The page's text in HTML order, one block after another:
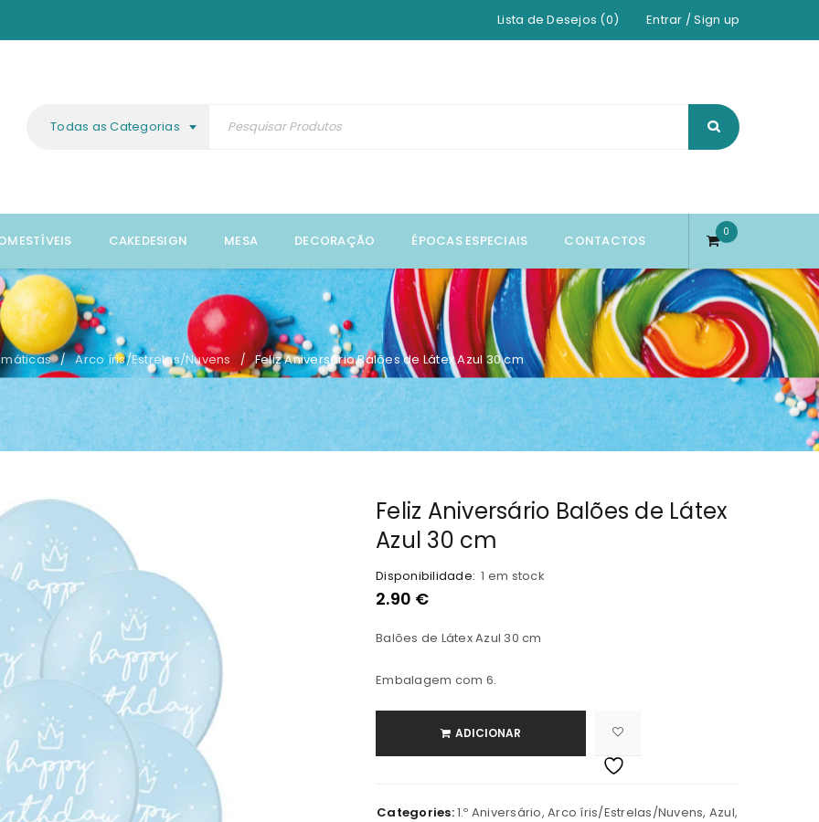
REGISTAR NOVA CONTA
A ligação para definir uma nova senha será enviada para o
Entrar /Sign up
Lista de Desejos (0)
Todas as Categorias
CAKEDESIGN MESA DECORAÇÃO ÉPOCAS ESPECIAIS CONTACTOS
0
/ Arco íris/Estrelas/Nuvens / Feliz Aniversário Balões de Látex Azul 30 cm
Feliz Aniversário Balões de Látex
Azul 30 cm
Disponibilidade: 1 em stock
2.90 €
Balões de Látex Azul 30 cm
Embalagem com 6.
ADICIONAR
Categories:1.º Aniversário, Arco íris/Estrelas/Nuvens, Azul,